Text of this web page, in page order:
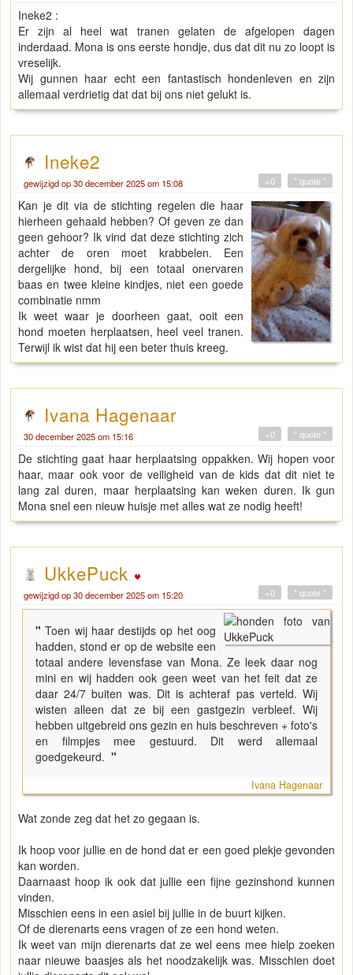
Ineke2 :
Er zijn al heel wat tranen gelaten de afgelopen dagen
inderdaad. Mona is ons eerste hondje, dus dat dit nu zo loopt is
vreselijk.
Wij gunnen haar echt een fantastisch hondenleven en zijn
allemaal verdrietig dat dat bij ons niet gelukt is.
Ineke2
gewijzigd op 30 december 2025 om 15:08 " quote "
+0
Kan je dit via de stichting regelen die haar
hierheen gehaald hebben? Of geven ze dan
geen gehoor? Ik vind dat deze stichting zich
achter de oren moet krabbelen. Een
dergelijke hond, bij een totaal onervaren
baas en twee kleine kindjes, niet een goede
combinatie nmm
Ik weet waar je doorheen gaat, ooit een
hond moeten herplaatsen, heel veel tranen.
Terwijl ik wist dat hij een beter thuis kreeg.
Ivana Hagenaar
30 december 2025 om 15:16 " quote "
+0
De stichting gaat haar herplaatsing oppakken. Wij hopen voor
haar, maar ook voor de veiligheid van de kids dat dit niet te
lang zal duren, maar herplaatsing kan weken duren. Ik gun
Mona snel een nieuw huisje met alles wat ze nodig heeft!
UkkePuck
gewijzigd op 30 december 2025 om 15:20 " quote "
+0
"Toen wij haar destijds op het oog
hadden, stond er op de website een
totaal andere levensfase van Mona. Ze leek daar nog
mini en wij hadden ook geen weet van het feit dat ze
daar 24/7 buiten was. Dit is achteraf pas verteld. Wij
wisten alleen dat ze bij een gastgezin verbleef. Wij
hebben uitgebreid ons gezin en huis beschreven + foto's
en filmpjes mee gestuurd. Dit werd allemaal
goedgekeurd. "
Ivana Hagenaar
Wat zonde zeg dat het zo gegaan is.
Ik hoop voor jullie en de hond dat er een goed plekje gevonden
kan worden.
Daarnaast hoop ik ook dat jullie een fijne gezinshond kunnen
vinden.
Misschien eens in een asiel bij jullie in de buurt kijken.
Of de dierenarts eens vragen of ze een hond weten.
Ik weet van mijn dierenarts dat ze wel eens mee hielp zoeken
naar nieuwe baasjes als het noodzakelijk was. Misschien doet